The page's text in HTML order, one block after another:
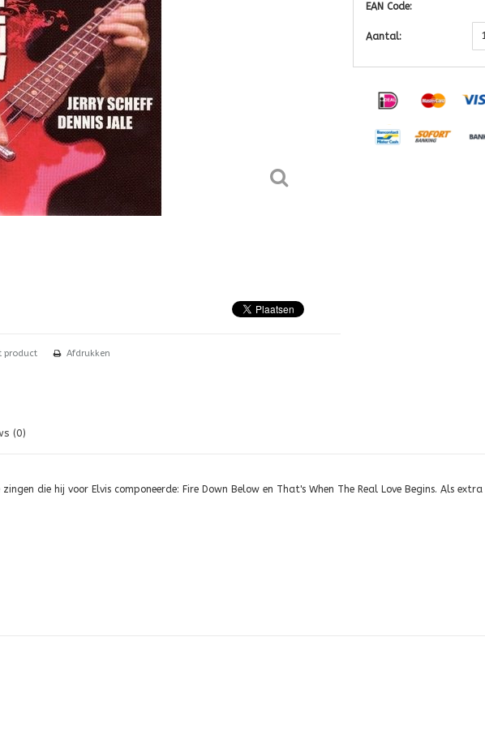
product Afdrukken
EAN Code:
Aantal:
(0)
die hij voor Elvis componeerde: Fire Down Below en That's When The Real Love Begins. Als